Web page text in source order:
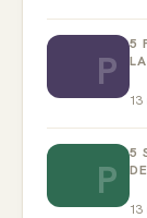
P
5
13
P
5
13